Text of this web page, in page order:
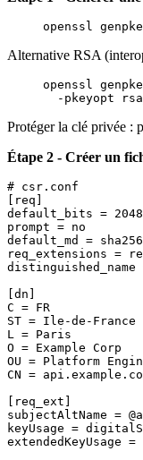
openssl
Alternative RSA
openssl
  -pkeyopt
Protéger la clé privée :
Étape 2 - Créer un
# csr.conf
[req]
default_bits = 2048
prompt = no
default_md = sha256
req_extensions =
distinguished_name
[dn]
C = FR
ST = Ile-de-France
L = Paris
O = Example Corp
OU = Platform
CN =
[req_ext]
subjectAltName =
keyUsage =
extendedKeyUsage